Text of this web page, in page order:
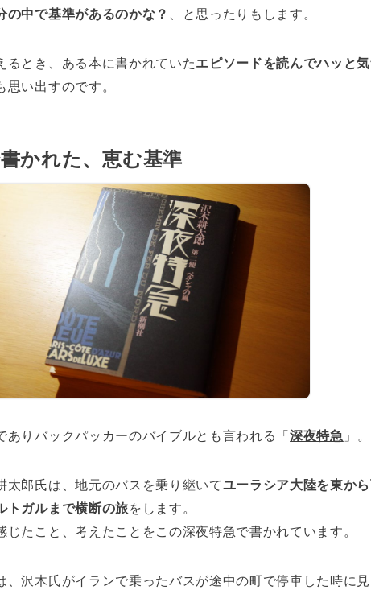
の中で基準があるのかな？ 、と思ったりもします。
るとき、ある本に書かれていたエピソードを読んでハッと
思い出すのです。
かれた、恵む基準
ありバックパッカーのバイブルとも言われる「深夜特急 」。
太郎氏は、地元のバスを乗り継いてユーラシア大陸を東か
トガルまで横断の旅をします。
じたこと、考えたことをこの深夜特急で書かれています。
、沢木氏がイランで乗ったバスが途中の町で停車した時に